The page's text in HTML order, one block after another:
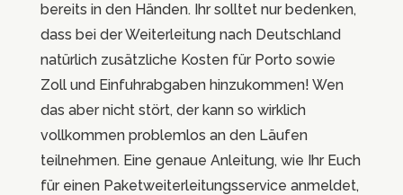
bereits in den Händen. Ihr solltet nur bedenken,
dass bei der Weiterleitung nach Deutschland
natürlich zusätzliche Kosten für Porto sowie
Zoll und Einfuhrabgaben hinzukommen! Wen
das aber nicht stört, der kann so wirklich
vollkommen problemlos an den Läufen
teilnehmen. Eine genaue Anleitung, wie Ihr Euch
für einen Paketweiterleitungsservice anmeldet,